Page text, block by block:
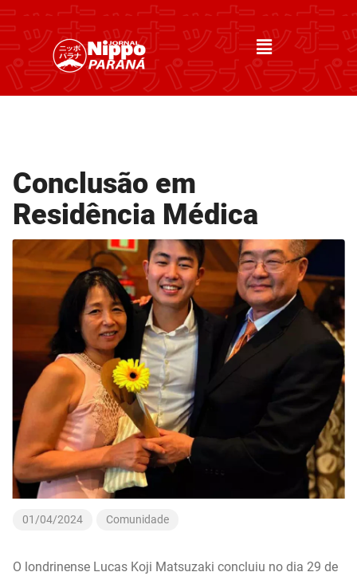
Conclusão em
Residência Médica
01/04/2024 Comunidade
O londrinense Lucas Koji Matsuzaki concluiu no dia 29 de